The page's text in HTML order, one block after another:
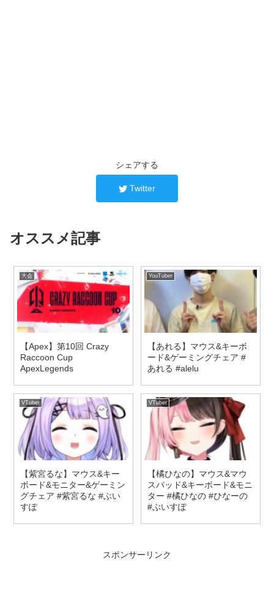
シェアする
Twitter
オススメ記事
大会
【Apex】第10回 Crazy
Raccoon Cup
ApexLegends
YouTuber
【あれる】マウス&キーボ
ード&ゲーミングチェア #
あれる #alelu
VTuber
【紫宮るな】マウス&キー
ボード&モニター&ゲーミン
グチェア #紫宮るな #ぶい
すぽ
VTuber
【橘ひなの】マウス&マウ
スパッド&キーボード&モニ
ター #橘ひなの #ひなーの
#ぶいすぽ
スポンサーリンク